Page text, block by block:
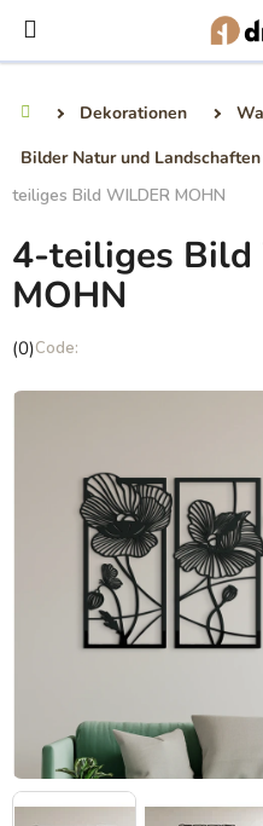
Inhalt
springen
Dekorationen
Bilder Natur und Landschaften
teiliges Bild WILDER MOHN
4-teiliges Bild
MOHN
Die
Produktbewertung
(0)